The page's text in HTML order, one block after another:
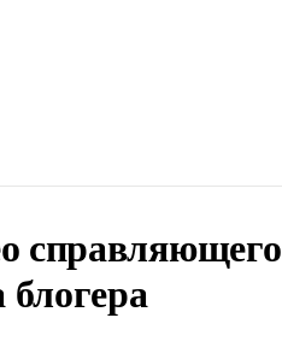
справляющего